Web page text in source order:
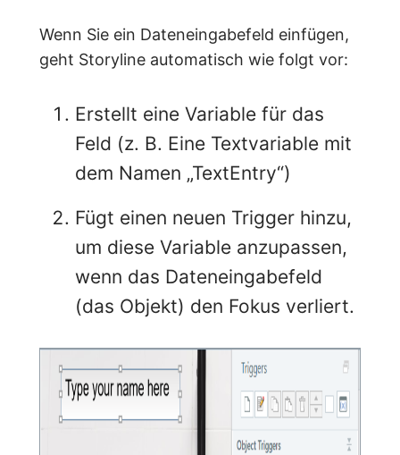
Wenn Sie ein Dateneingabefeld einfügen,
geht Storyline automatisch wie folgt vor:
Erstellt eine Variable für das
Feld (z. B. Eine Textvariable mit
dem Namen „TextEntry“)
Fügt einen neuen Trigger hinzu,
um diese Variable anzupassen,
wenn das Dateneingabefeld
(das Objekt) den Fokus verliert.